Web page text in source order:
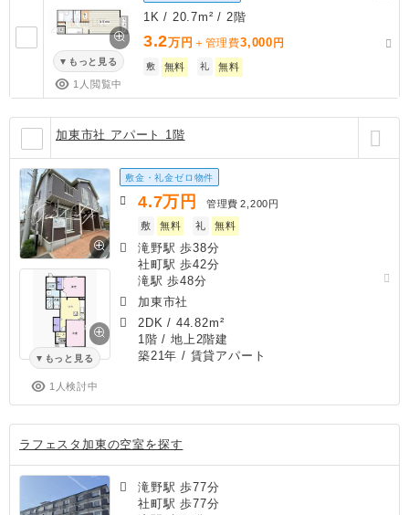
もっと見る
1人閲覧中
1K / 20.7m² / 2階
3.2万円 ＋管理費3,000 円
敷 無料 礼 無料
加東市社 アパート 1階
もっと見る
1人検討中
敷金・礼金ゼロ物件
4.7万円 管理費 2,200円
敷
無料 礼 無料
滝野駅 歩38分
社町駅 歩42分
滝駅 歩48分
加東市社
2DK / 44.82m²
1階 / 地上2階建
築21年 / 賃貸アパート
ラフェスタ加東の空室を探す
滝野駅 歩77分
社町駅 歩77分